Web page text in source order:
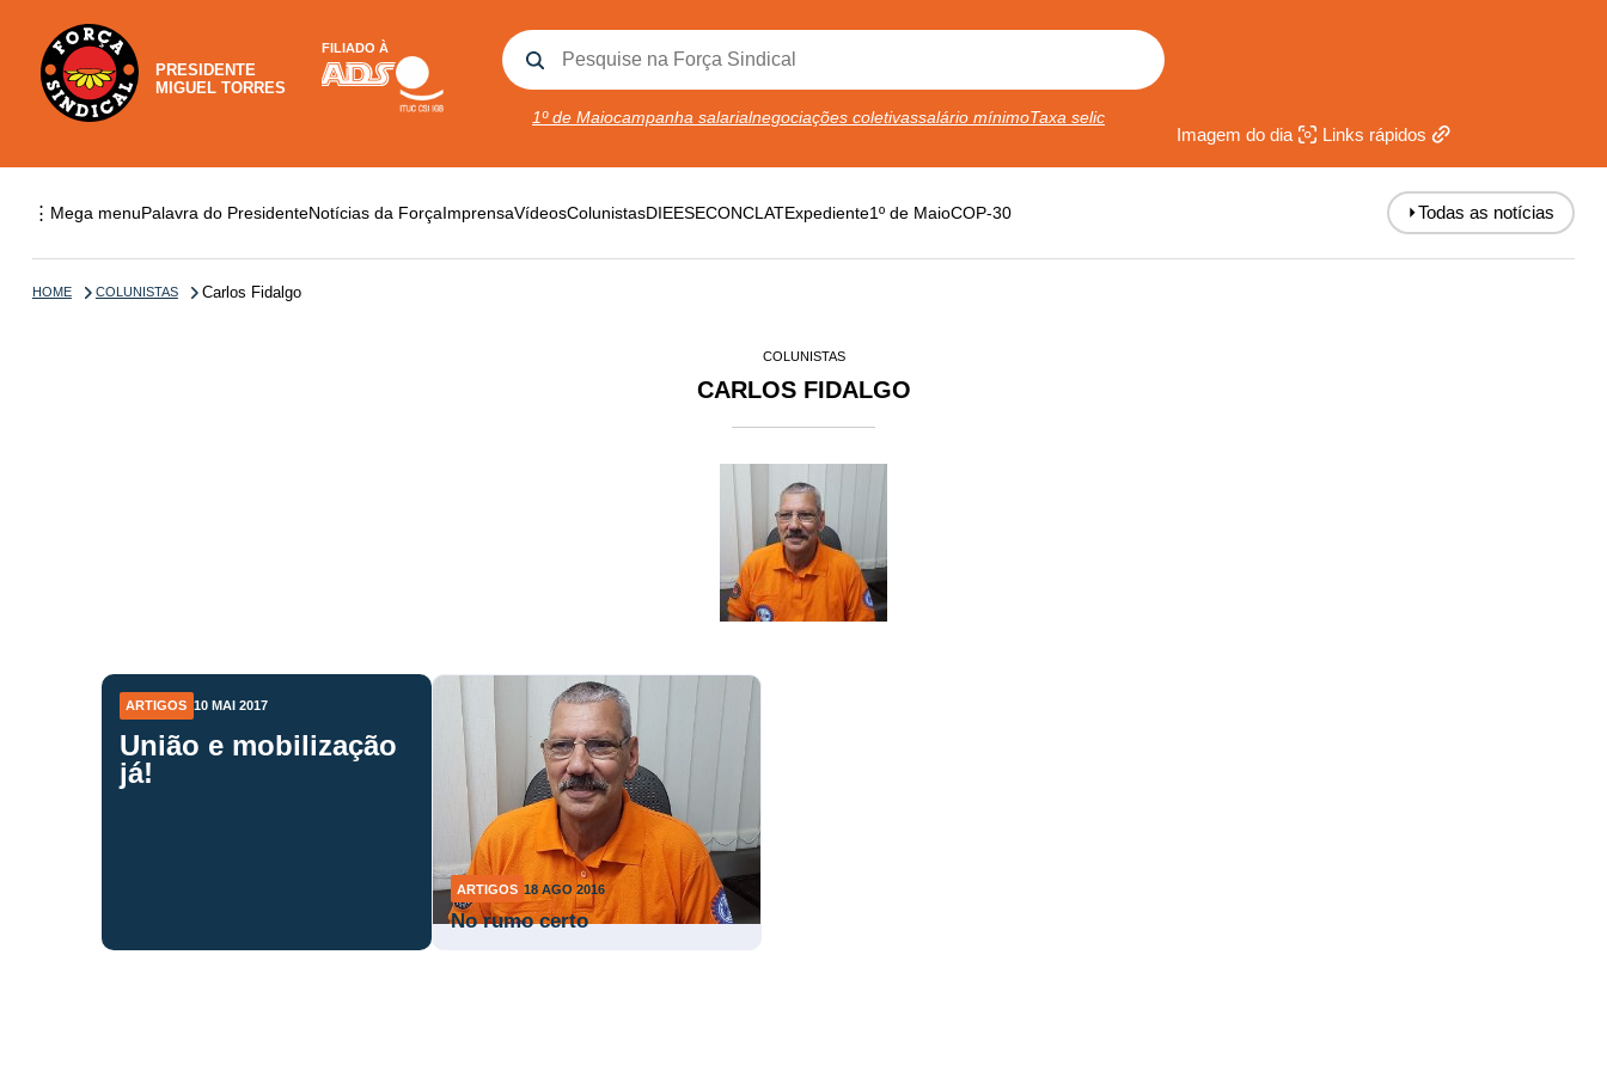
PRESIDENTE
MIGUEL TORRES
FILIADO À
1º de Maiocampanha salarialnegociações coletivassalário mínimoTaxa selic
Imagem do dia Links rápidos
⋮ Mega menuPalavra do PresidenteNotícias da ForçaImprensaVídeosColunistasDIEESECONCLATExpediente1º de MaioCOP-30 ⏵Todas as notícias
HOME COLUNISTAS Carlos Fidalgo
COLUNISTAS
CARLOS FIDALGO
ARTIGOS 10 MAI 2017
União e mobilização
já!
ARTIGOS 18 AGO 2016
No rumo certo